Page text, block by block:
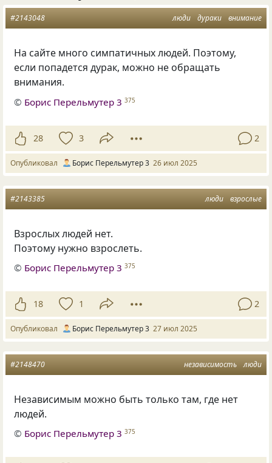
люди дураки внимание
#2143048
На сайте много симпатичных людей. Поэтому,
если попадется дурак, можно не обращать
внимания.
© Борис Перельмутер 3 375
28 3 2
Опубликовал Борис Перельмутер 3 26 июл 2025
люди взрослые
#2143385
Взрослых людей нет.
Поэтому нужно взрослеть.
© Борис Перельмутер 3 375
18 1 2
Опубликовал Борис Перельмутер 3 27 июл 2025
независимость люди
#2148470
Независимым можно быть только там, где нет
людей.
© Борис Перельмутер 3 375